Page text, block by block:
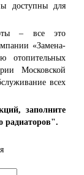
доступны для
– все это
«Замена-
отопительных
Московской
всех
заполните
радиаторов".